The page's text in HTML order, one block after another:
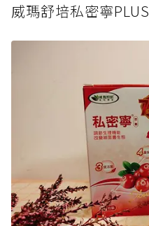
威瑪舒培私密寧PLUS